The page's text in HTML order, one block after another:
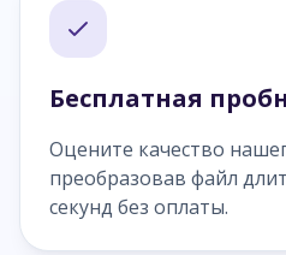
Бесплатная
Оцените качество
преобразовав файл
секунд без оплаты.